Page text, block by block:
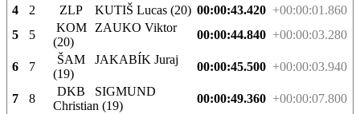
4
2 ZLP KUTIŠ Lucas (20) 00:00:43.420 +00:00:01.860
5
5
KOMZAUKO Viktor
(20)
00:00:44.840 +00:00:03.280
6 7
ŠAM JAKABÍK Juraj
(19)
00:00:45.500 +00:00:03.940
7 8
DKB SIGMUND
Christian (19)
00:00:49.360 +00:00:07.800